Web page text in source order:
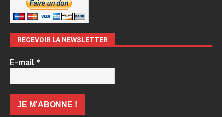
RECEVOIR LA NEWSLETTER
E-mail*